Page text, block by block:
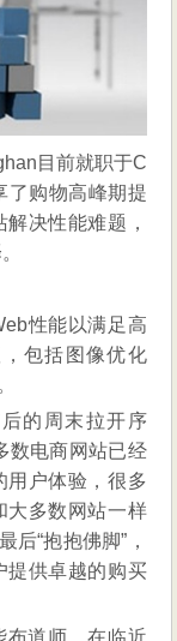
目前就职于C
了购物高峰期提
决性能难题，
性能以满足高
包括图像优化
的周末拉开序
数电商网站已经
用户体验，很多
大多数网站一样
后“抱抱佛脚”，
提供卓越的购买
布道师，在临近